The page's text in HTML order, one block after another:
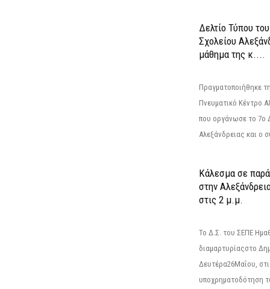
Δελτίο Τύπου
Σχολείου
μάθημα της κ....
Πραγματοποιήθηκε
Πνευματικό Κέντρο
που οργάνωσε το 7ο
Αλεξάνδρειας και ο
Κάλεσμα σε
στην
στις 2 μ.μ.
Το Δ.Σ. του ΣΕΠΕ
διαμαρτυρίαςστο
Δευτέρα26Μαΐου,
υποχρηματοδότηση